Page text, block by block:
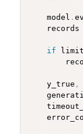
    model
.
    records
if
    y_true
,